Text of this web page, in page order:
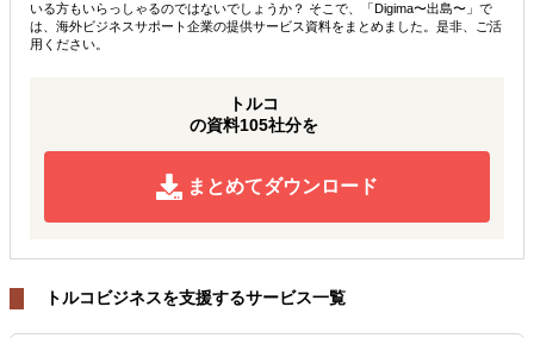
いる方もいらっしゃるのではないでしょうか？ そこで、「Digima〜出島〜」で
は、海外ビジネスサポート企業の提供サービス資料をまとめました。是非、ご活
用ください。
トルコ
の資料105社分を
まとめてダウンロード
トルコビジネスを支援するサービス一覧